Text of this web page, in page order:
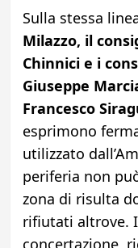
Sulla stessa
Milazzo, il
Chinnici e i
Giuseppe
Francesco
esprimono
utilizzato
periferia non
zona di risulta
rifiutati altrove.
concertazione,